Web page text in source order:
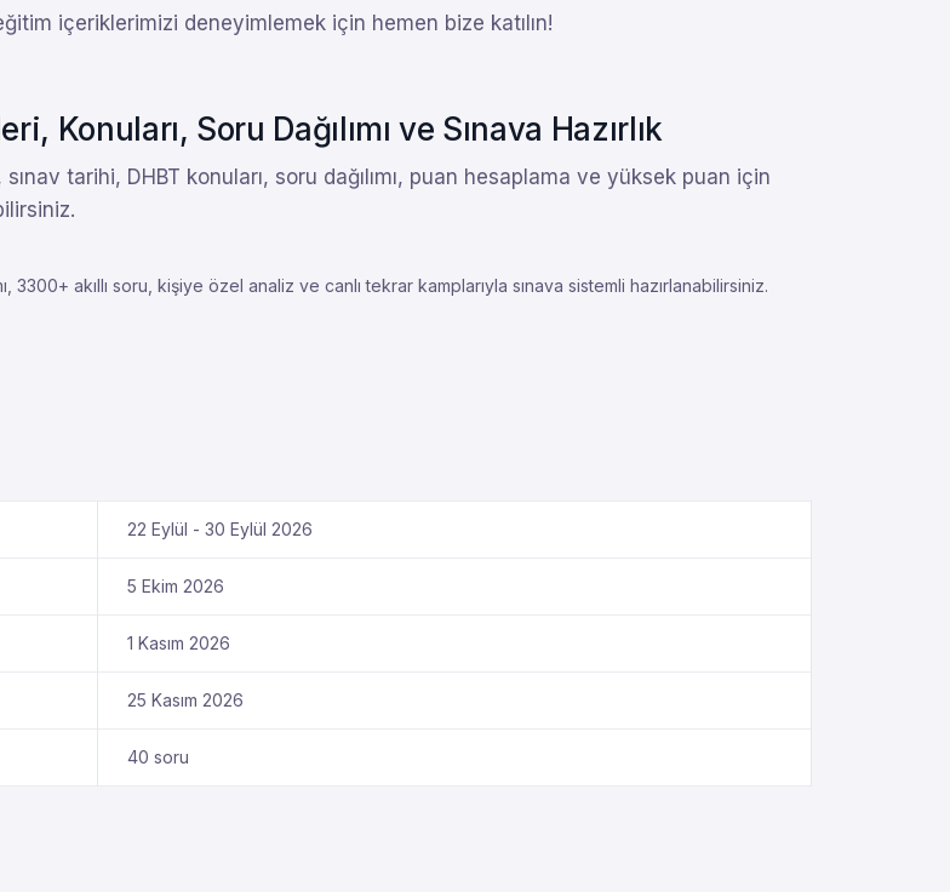
içeriklerimizi deneyimlemek için hemen bize katılın!
Konuları, Soru Dağılımı ve Sınava Hazırlık
tarihi, DHBT konuları, soru dağılımı, puan hesaplama ve yüksek puan için
3300+ akıllı soru, kişiye özel analiz ve canlı tekrar kamplarıyla sınava sistemli hazırlanabilirsiniz.
22 Eylül - 30 Eylül 2026
5 Ekim 2026
1 Kasım 2026
25 Kasım 2026
40 soru